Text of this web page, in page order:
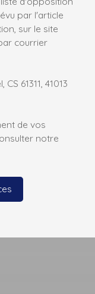
par l'article
sur le site
courrier
61311, 41013
de vos
notre